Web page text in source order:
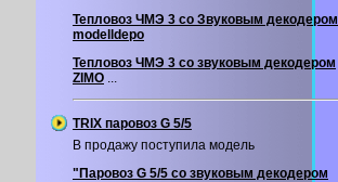
Тепловоз ЧМЭ 3 со Звуковым декодером
modelldepo
Тепловоз ЧМЭ 3 со звуковым декодером
ZIMO ...
TRIX паровоз G 5/5
В продажу поступила модель
"Паровоз G 5/5 со звуковым декодером